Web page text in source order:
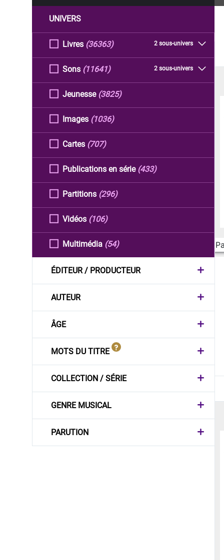
UNIVERS
Livres 2 sous-univers
(36363)
Sons 2 sous-univers
(11641)
Jeunesse (3825)
Images (1036)
Cartes (707)
Publications en série (433)
Partitions (296)
Vidéos (106)
Multimédia (54)
ÉDITEUR / PRODUCTEUR
AUTEUR
ÂGE
MOTS DU TITRE
COLLECTION / SÉRIE
GENRE MUSICAL
PARUTION